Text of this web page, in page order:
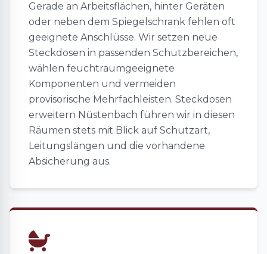
Gerade an Arbeitsflächen, hinter Geräten
oder neben dem Spiegelschrank fehlen oft
geeignete Anschlüsse. Wir setzen neue
Steckdosen in passenden Schutzbereichen,
wählen feuchtraumgeeignete
Komponenten und vermeiden
provisorische Mehrfachleisten. Steckdosen
erweitern Nüstenbach führen wir in diesen
Räumen stets mit Blick auf Schutzart,
Leitungslängen und die vorhandene
Absicherung aus.